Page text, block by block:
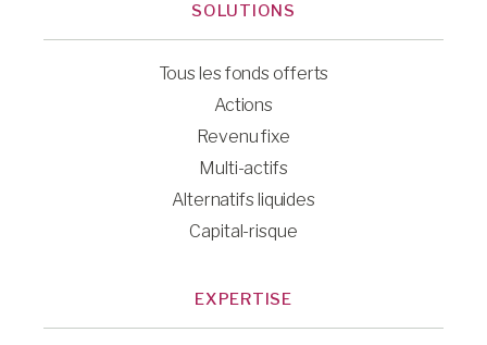
SOLUTIONS
Tous les fonds offerts
Actions
Revenu fixe
Multi-actifs
Alternatifs liquides
Capital-risque
EXPERTISE